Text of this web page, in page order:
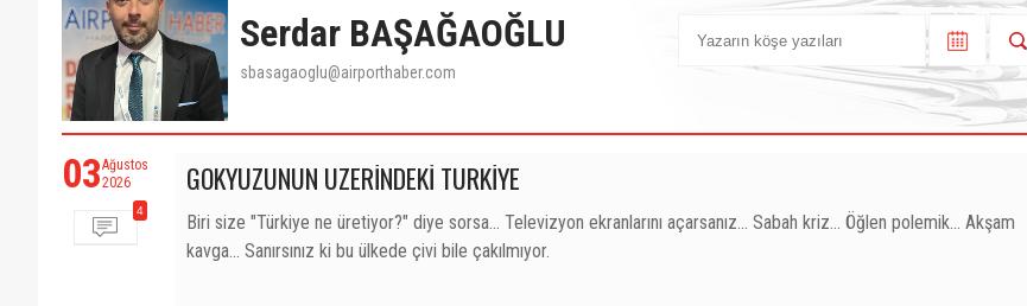
Serdar BAŞAĞAOĞLU
sbasagaoglu@airporthaber.com
03Ağustos
2026
4
GÖKYÜZÜNÜN ÜZERİNDEKİ TÜRKİYE
Biri size "Türkiye ne üretiyor?" diye sorsa... Televizyon ekranlarını açarsanız... Sabah kriz... Öğlen polemik... Akşam
kavga... Sanırsınız ki bu ülkede çivi bile çakılmıyor.